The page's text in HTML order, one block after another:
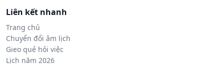
Liên kết nhanh
Trang chủ
Chuyển đổi âm lịch
Gieo quẻ hỏi việc
Lịch năm 2026